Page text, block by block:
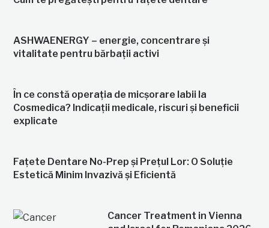
ASHWAENERGY – energie, concentrare și
vitalitate pentru bărbații activi
În ce constă operația de micșorare labii la
Cosmedica? Indicații medicale, riscuri și beneficii
explicate
Fațete Dentare No-Prep și Prețul Lor: O Soluție
Estetică Minim Invazivă și Eficientă
Cancer Treatment in Vienna